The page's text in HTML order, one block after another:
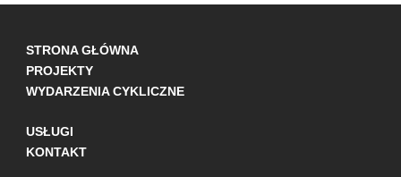
STRONA GŁÓWNA
PROJEKTY
WYDARZENIA CYKLICZNE
USŁUGI
KONTAKT